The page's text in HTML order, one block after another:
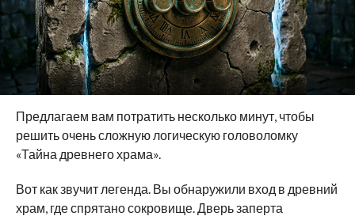
Предлагаем вам потратить несколько минут, чтобы
решить очень сложную логическую головоломку
«Тайна древнего храма».
Вот как звучит легенда. Вы обнаружили вход в древний
храм, где спрятано сокровище. Дверь заперта